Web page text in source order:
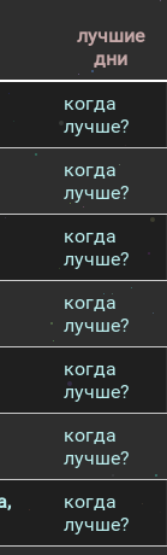
лучшие
дни
когда
лучше?
когда
лучше?
когда
лучше?
когда
лучше?
когда
лучше?
когда
лучше?
когда
лучше?